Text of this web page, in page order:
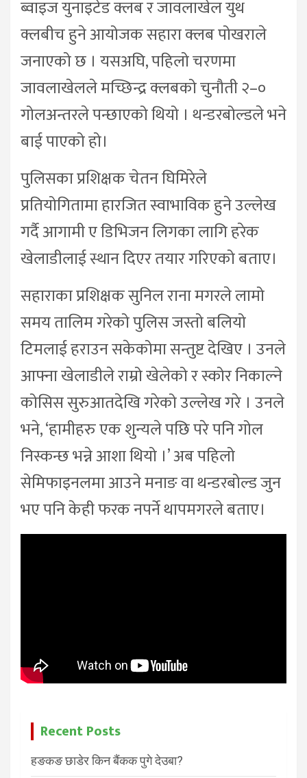
ब्वाइज युनाइटेड क्लब र जावलाखेल युथ
क्लबीच हुने आयोजक सहारा क्लब पोखराले
जनाएको छ । यसअघि, पहिलो चरणमा
जावलाखेलले मच्छिन्द्र क्लबको चुनौती २–०
गोलअन्तरले पन्छाएको थियो । थन्डरबोल्डले भने
बाई पाएको हो।
पुलिसका प्रशिक्षक चेतन घिमिरेले
प्रतियोगितामा हारजित स्वाभाविक हुने उल्लेख
गर्दै आगामी ए डिभिजन लिगका लागि हरेक
खेलाडीलाई स्थान दिएर तयार गरिएको बताए।
सहाराका प्रशिक्षक सुनिल राना मगरले लामो
समय तालिम गरेको पुलिस जस्तो बलियो
टिमलाई हराउन सकेकोमा सन्तुष्ट देखिए । उनले
आफ्ना खेलाडीले राम्रो खेलेको र स्कोर निकाल्ने
कोसिस सुरुआतदेखि गरेको उल्लेख गरे । उनले
भने, ‘हामीहरु एक शुन्यले पछि परे पनि गोल
निस्कन्छ भन्ने आशा थियो ।’ अब पहिलो
सेमिफाइनलमा आउने मनाङ वा थन्डरबोल्ड जुन
भए पनि केही फरक नपर्ने थापमगरले बताए।
Recent Posts
हङकङ छाडेर किन बैंकक पुगे देउबा?